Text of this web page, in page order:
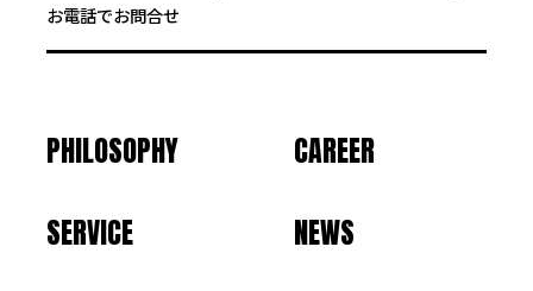
お電話でお問合せ
PHILOSOPHY
SERVICE
CAREER
NEWS